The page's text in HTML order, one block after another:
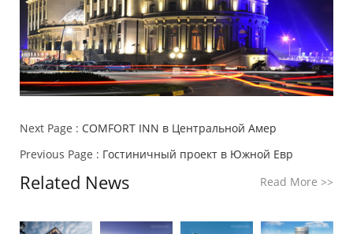
Next Page : COMFORT INN в Центральной Амер
Previous Page : Гостиничный проект в Южной Евр
Related News Read More>>